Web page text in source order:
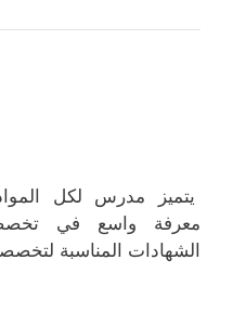
يتميز مدرس لكل
معرفة واسع في
الشهادات المناسبة